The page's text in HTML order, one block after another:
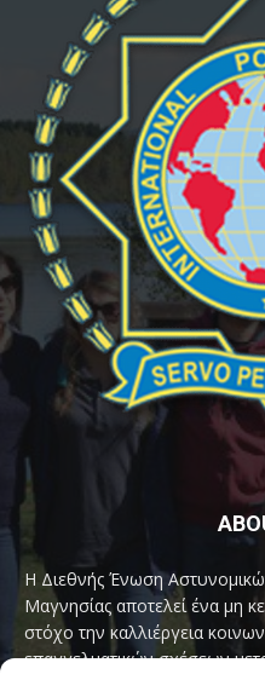
Η Διεθνής Ένωση
Μαγνησίας αποτελεί ένα μη
στόχο την καλλιέργεια
επαγγελματικών σχέσεων